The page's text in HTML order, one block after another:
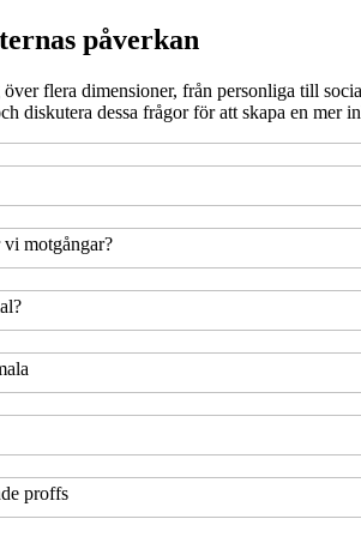
påverkan
flera dimensioner, från personliga till
diskutera dessa frågor för att skapa en mer
motgångar?
proffs